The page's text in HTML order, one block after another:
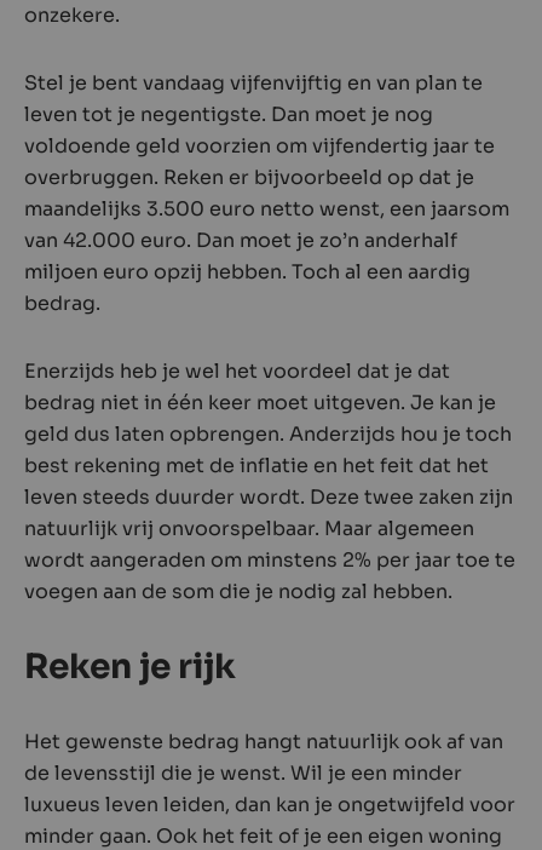
onzekere.
Stel je bent vandaag vijfenvijftig en van plan te
leven tot je negentigste. Dan moet je nog
voldoende geld voorzien om vijfendertig jaar te
overbruggen. Reken er bijvoorbeeld op dat je
maandelijks 3.500 euro netto wenst, een jaarsom
van 42.000 euro. Dan moet je zo’n anderhalf
miljoen euro opzij hebben. Toch al een aardig
bedrag.
Enerzijds heb je wel het voordeel dat je dat
bedrag niet in één keer moet uitgeven. Je kan je
geld dus laten opbrengen. Anderzijds hou je toch
best rekening met de inflatie en het feit dat het
leven steeds duurder wordt. Deze twee zaken zijn
natuurlijk vrij onvoorspelbaar. Maar algemeen
wordt aangeraden om minstens 2% per jaar toe te
voegen aan de som die je nodig zal hebben.
Reken je rijk
Het gewenste bedrag hangt natuurlijk ook af van
de levensstijl die je wenst. Wil je een minder
luxueus leven leiden, dan kan je ongetwijfeld voor
minder gaan. Ook het feit of je een eigen woning